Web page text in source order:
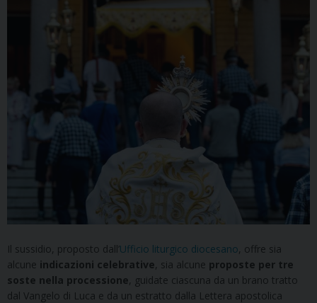
Il sussidio, proposto dall’Ufficio liturgico diocesano, offre sia
alcune indicazioni celebrative, sia alcune proposte per tre
soste nella processione, guidate ciascuna da un brano tratto
dal Vangelo di Luca e da un estratto dalla Lettera apostolica